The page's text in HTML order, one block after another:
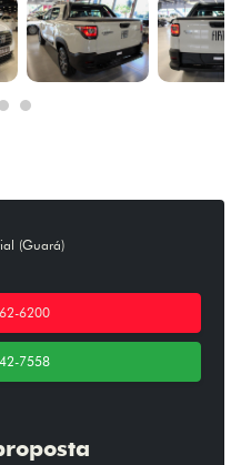
(Guará)
6200
7558